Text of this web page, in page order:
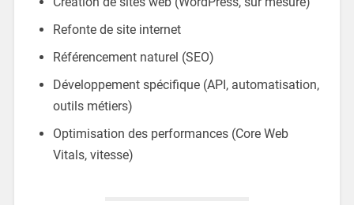
Refonte de site internet
Référencement naturel (SEO)
Développement spécifique (API, automatisation,
outils métiers)
Optimisation des performances (Core Web
Vitals, vitesse)